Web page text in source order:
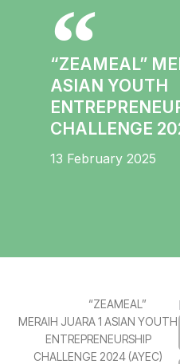
“ZEAMEAL”
ASIAN YOUTH
CHALLENGE
13 February 2025
“ZEAMEAL”
MERAIH JUARA 1 ASIAN YOUTH
ENTREPRENEURSHIP
CHALLENGE 2024 (AYEC)